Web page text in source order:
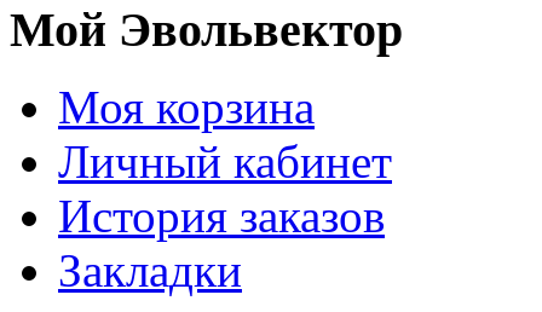
Мой Эвольвектор
Моя корзина
Личный кабинет
История заказов
Закладки